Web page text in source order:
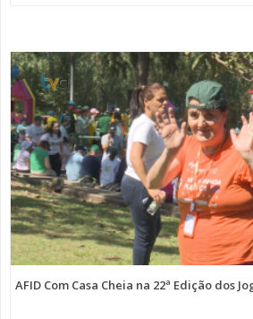
AFID Com Casa Cheia na 22ª Edição dos